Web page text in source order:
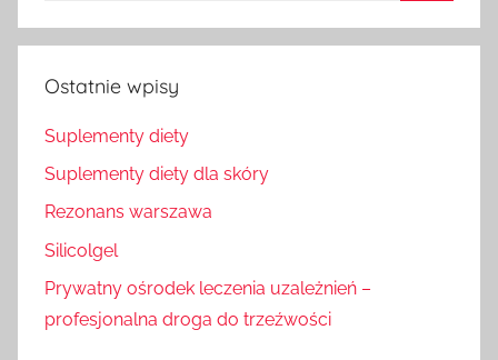
Ostatnie wpisy
Suplementy diety
Suplementy diety dla skóry
Rezonans warszawa
Silicolgel
Prywatny ośrodek leczenia uzależnień –
profesjonalna droga do trzeźwości